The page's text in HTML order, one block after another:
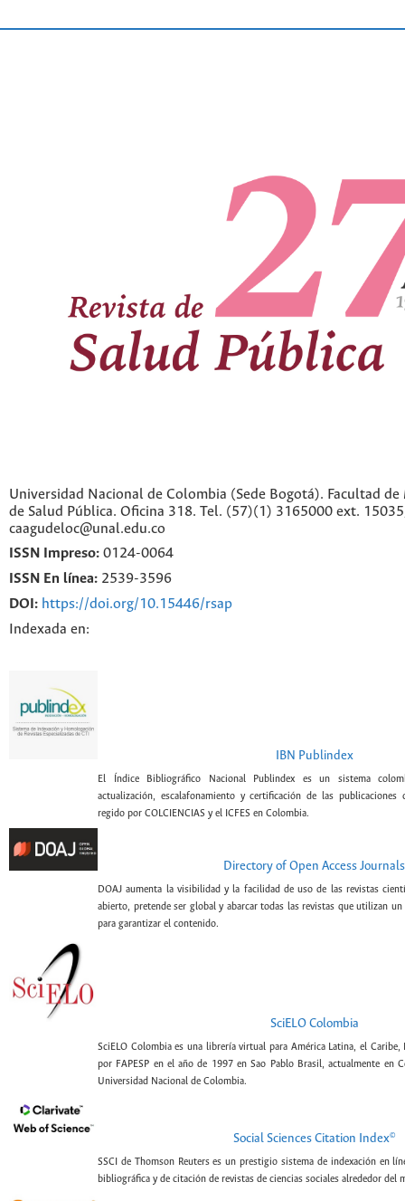
Universidad Nacional de Colombia (Sede Bogotá). Facultad
de Salud Pública. Oficina 318. Tel. (57)(1) 3165000 ext.
caagudeloc@unal.edu.co
ISSN Impreso: 0124-0064
ISSN En línea: 2539-3596
DOI: https://doi.org/10.15446/rsap
Indexada en:
IBN Publindex
El Índice Bibliográfico Nacional Publindex es un sistema
actualización, escalafonamiento y certificación de las publicaciones
regido por COLCIENCIAS y el ICFES en Colombia.
Directory of Open Access Journals
DOAJ aumenta la visibilidad y la facilidad de uso de las revistas
abierto, pretende ser global y abarcar todas las revistas que utilizan
para garantizar el contenido.
SciELO Colombia
SciELO Colombia es una librería virtual para América Latina, el Caribe,
por FAPESP en el año de 1997 en Sao Pablo Brasil, actualmente en
Universidad Nacional de Colombia.
Social Sciences Citation Index©
SSCI de Thomson Reuters es un prestigio sistema de indexación en
bibliográfica y de citación de revistas de ciencias sociales alrededor del